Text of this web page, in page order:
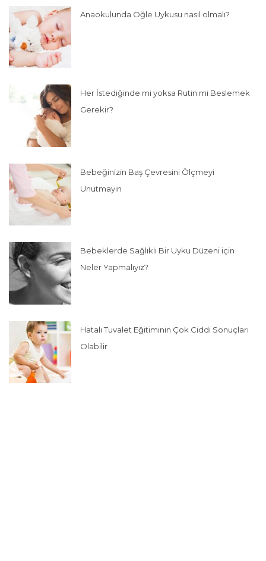
Anaokulunda Öğle Uykusu nasıl olmalı?
Her İstediğinde mi yoksa Rutin mi Beslemek
Gerekir?
Bebeğinizin Baş Çevresini Ölçmeyi
Unutmayın
Bebeklerde Sağlıklı Bir Uyku Düzeni için
Neler Yapmalıyız?
Hatalı Tuvalet Eğitiminin Çok Ciddi Sonuçları
Olabilir